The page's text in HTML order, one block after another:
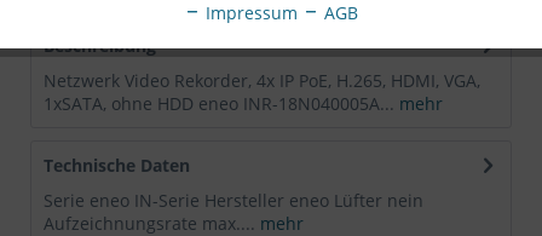
Beschreibung
Netzwerk Video Rekorder, 4x IP PoE, H.265, HDMI, VGA,
1xSATA, ohne HDD eneo INR-18N040005A... mehr
Technische Daten
Serie eneo IN-Serie Hersteller eneo Lüfter nein
Aufzeichnungsrate max.... mehr
Impressum AGB